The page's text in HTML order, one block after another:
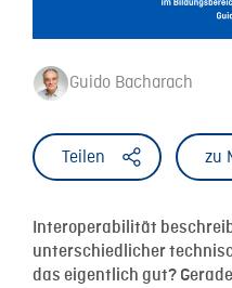
Guido Bacharach
Teilen zu
Interoperabilität
unterschiedlicher
das eigentlich gut?